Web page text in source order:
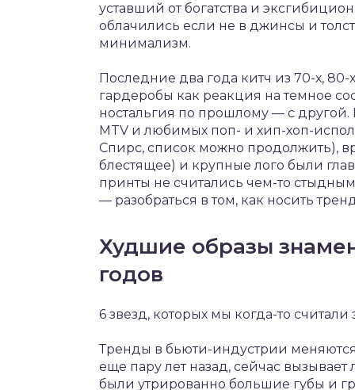
уставший от богатства и
облачились если не в джинсы и
минимализм.
Последние два года китч из 70-х,
гардеробы как реакция на темное
ностальгия по прошлому — с
MTV и любимых поп- и хип-хоп-
Спирс, список можно продолжить),
блестящее) и крупные лого были
принты не считались чем-то
— разобраться в том, как носить
Худшие образы
годов
6 звезд, которых мы когда-то
Тренды в бьюти-индустрии
еще пару лет назад, сейчас
были утрированно большие губы и